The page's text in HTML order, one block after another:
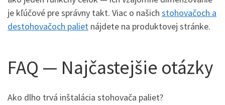
je kľúčové pre správny takt. Viac o našich stohovačoch a
destohovačoch paliet nájdete na produktovej stránke.
FAQ — Najčastejšie otázky
Ako dlho trvá inštalácia stohovača paliet?